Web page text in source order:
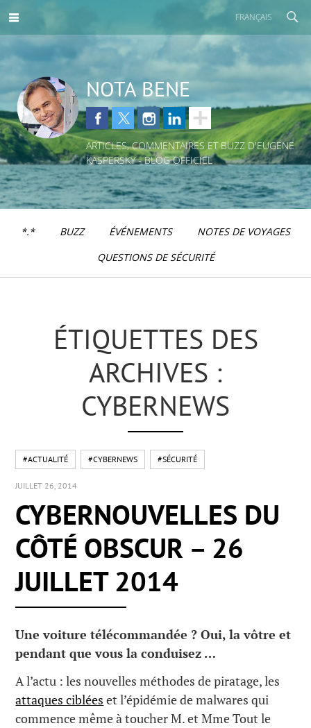
FRANÇAIS
NOTA BENE
ARTICLES, COMMENTAIRES ET BUZZ D'EUGENE
KASPERSKY - BLOG OFFICIEL
*.* BUZZ ÉVÉNEMENTS
NOTES DE VOYAGES
QUESTIONS DE SÉCURITÉ
ÉTIQUETTES DES
ARCHIVES :
CYBERNEWS
#ACTUALITÉ #CYBERNEWS #SÉCURITÉ
JUILLET 26, 2014
CYBERNOUVELLES DU
CÔTÉ OBSCUR – 26
JUILLET 2014
Une voiture télécommandée ? Oui, la vôtre et
pendant que vous la conduisez …
A l’actu : les nouvelles méthodes de piratage, les
attaques ciblées et l’épidémie de malwares qui
commence même à toucher M. et Mme Tout le